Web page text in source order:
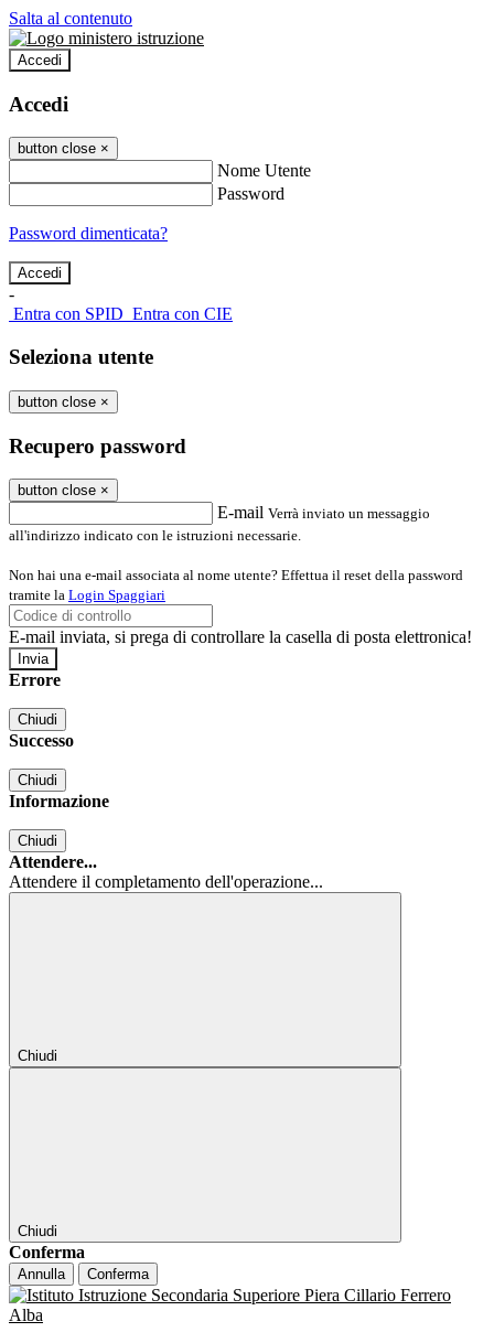
Salta al contenuto
Accedi
Accedi
button close ×
Nome Utente
Password
Password dimenticata?
-
Entra con SPID Entra con CIE
Seleziona utente
button close ×
Recupero password
button close ×
E-mail Verrà inviato un messaggio
all'indirizzo indicato con le istruzioni necessarie.
Non hai una e-mail associata al nome utente? Effettua il reset della password
tramite la Login Spaggiari
E-mail inviata, si prega di controllare la casella di posta elettronica!
Errore
Chiudi
Successo
Chiudi
Informazione
Chiudi
Attendere...
Attendere il completamento dell'operazione...
Chiudi
Chiudi
Conferma
Annulla Conferma